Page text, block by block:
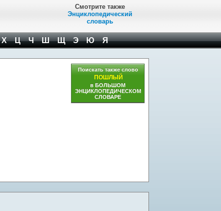
Смотрите также
Энциклопедический
словарь
Х Ц Ч Ш Щ Э Ю Я
Поискать также слово
ПОШЛЫЙ
в БОЛЬШОМ
ЭНЦИКЛОПЕДИЧЕСКОМ
СЛОВАРЕ